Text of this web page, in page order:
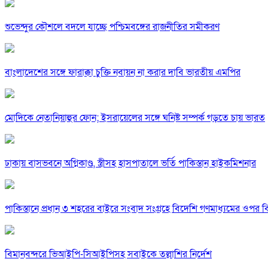
শুভেন্দুর কৌশলে বদলে যাচ্ছে পশ্চিমবঙ্গের রাজনীতির সমীকরণ
বাংলাদেশের সঙ্গে ফারাক্কা চুক্তি নবায়ন না করার দাবি ভারতীয় এমপির
মোদিকে নেতানিয়াহুর ফোন; ইসরায়েলের সঙ্গে ঘনিষ্ট সম্পর্ক গড়তে চায় ভারত
ঢাকায় বাসভবনে অগ্নিকাণ্ড, স্ত্রীসহ হাসপাতালে ভর্তি পাকিস্তান হাইকমিশনার
পাকিস্তানে প্রধান ৩ শহরের বাইরে সংবাদ সংগ্রহে বিদেশি গণমাধ্যমের ওপর
বিমানবন্দরে ভিআইপি-সিআইপিসহ সবাইকে তল্লাশির নির্দেশ